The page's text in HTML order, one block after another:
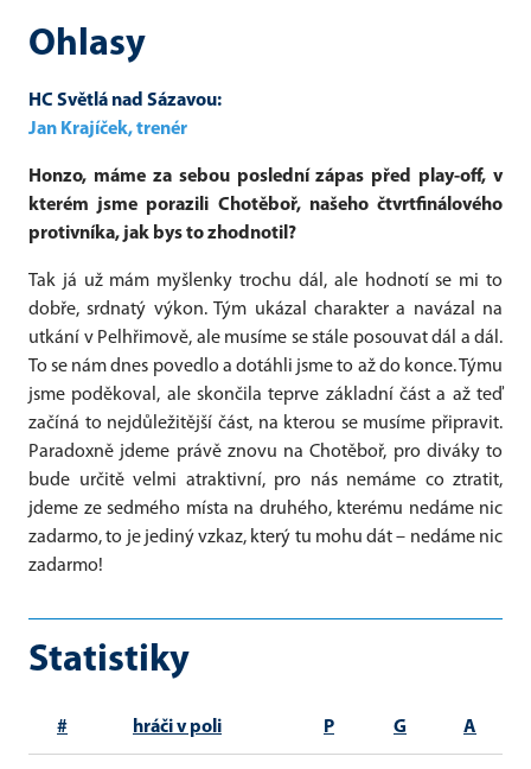
Ohlasy
HC Světlá nad Sázavou:
Jan Krajíček, trenér
Honzo, máme za sebou poslední zápas před play-off, v
kterém jsme porazili Chotěboř, našeho čtvrtfinálového
protivníka, jak bys to zhodnotil?
Tak já už mám myšlenky trochu dál, ale hodnotí se mi to
dobře, srdnatý výkon. Tým ukázal charakter a navázal na
utkání v Pelhřimově, ale musíme se stále posouvat dál a dál.
To se nám dnes povedlo a dotáhli jsme to až do konce. Týmu
jsme poděkoval, ale skončila teprve základní část a až teď
začíná to nejdůležitější část, na kterou se musíme připravit.
Paradoxně jdeme právě znovu na Chotěboř, pro diváky to
bude určitě velmi atraktivní, pro nás nemáme co ztratit,
jdeme ze sedmého místa na druhého, kterému nedáme nic
zadarmo, to je jediný vzkaz, který tu mohu dát – nedáme nic
zadarmo!
Statistiky
# hráči v poli P G A